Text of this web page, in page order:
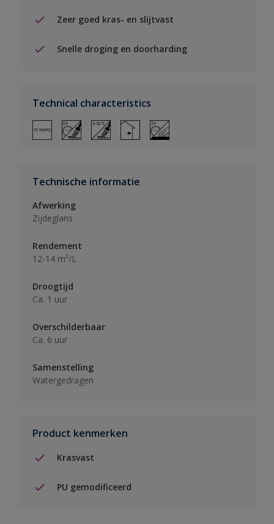
Zeer goed kras- en slijtvast
Snelle droging en doorharding
Technical characteristics
Technische informatie
Afwerking
Zijdeglans
Rendement
12-14 m²/L
Droogtijd
Ca. 1 uur
Overschilderbaar
Ca. 6 uur
Samenstelling
Watergedragen
Product kenmerken
Krasvast
PU gemodificeerd